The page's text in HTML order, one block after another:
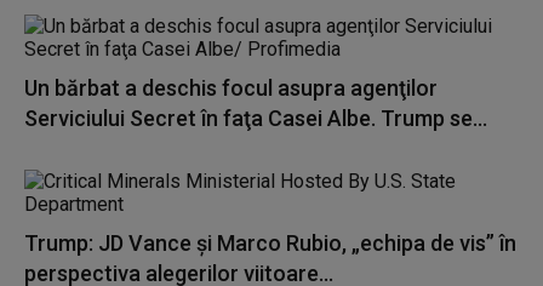
Un bărbat a deschis focul asupra agenţilor
Serviciului Secret în faţa Casei Albe. Trump se...
Trump: JD Vance şi Marco Rubio, „echipa de vis” în
perspectiva alegerilor viitoare...